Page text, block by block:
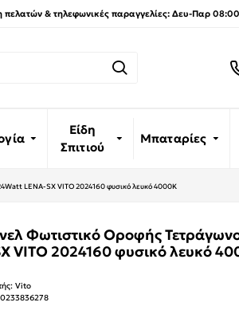
πελατών & τηλεφωνικές παραγγελίες: Δευ-Παρ
Είδη
Σπιτιού
Μπαταρίες
LENA-SX VITO 2024160 φυσικό λευκό 4000K
Φωτιστικό Οροφής
VITO 2024160 φυσικό λευκό
Vito